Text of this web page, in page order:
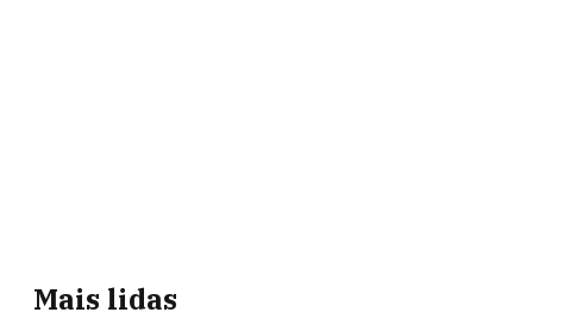
Mais lidas